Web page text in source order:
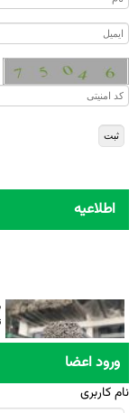
اطلاعیه
ورود اعضا
نام کاربری